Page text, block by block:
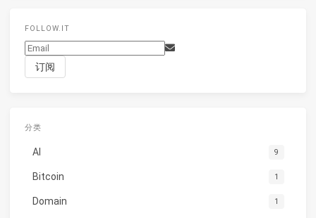
FOLLOW.IT
分类
AI 9
Bitcoin 1
Domain 1